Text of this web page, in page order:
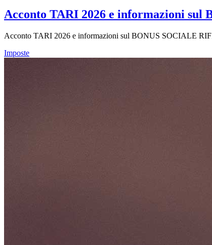
Acconto TARI 2026 e informazioni
Acconto TARI 2026 e informazioni sul BONUS SOCIALE
Imposte